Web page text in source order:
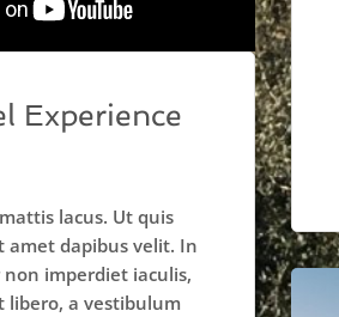
Experience
lacus. Ut quis
amet dapibus velit. In
imperdiet iaculis,
libero, a vestibulum